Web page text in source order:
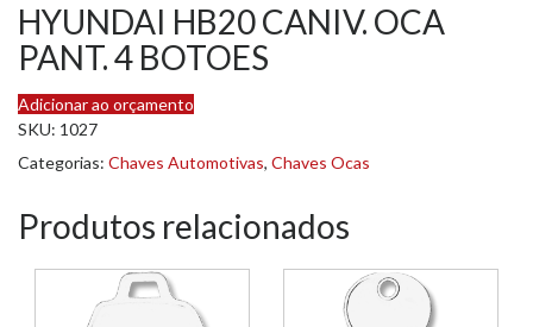
HYUNDAI HB20 CANIV. OCA
PANT. 4 BOTOES
Adicionar ao orçamento
SKU: 1027
Categorias: Chaves Automotivas, Chaves Ocas
Produtos relacionados